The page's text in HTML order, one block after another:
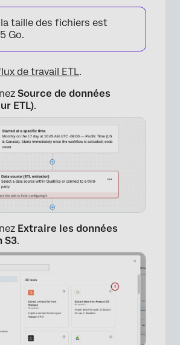
×
la taille des fichiers est
Go.
de travail ETL.
Source de données
ETL).
Extraire les données
S3.